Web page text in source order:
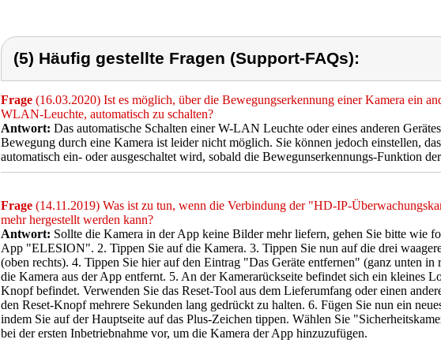
(5) Häufig gestellte Fragen (Support-FAQs):
Frage (16.03.2020) Ist es möglich, über die Bewegungserkennung einer Kamera ein
WLAN-Leuchte, automatisch zu schalten?
Antwort: Das automatische Schalten einer W-LAN Leuchte oder eines anderen
Bewegung durch eine Kamera ist leider nicht möglich. Sie können jedoch einstellen,
automatisch ein- oder ausgeschaltet wird, sobald die Bewegunserkennungs-Funktion
Frage (14.11.2019) Was ist zu tun, wenn die Verbindung der "HD-IP-
mehr hergestellt werden kann?
Antwort: Sollte die Kamera in der App keine Bilder mehr liefern, gehen Sie bitte wie
App "ELESION". 2. Tippen Sie auf die Kamera. 3. Tippen Sie nun auf die drei
(oben rechts). 4. Tippen Sie hier auf den Eintrag "Das Geräte entfernen" (ganz unten
die Kamera aus der App entfernt. 5. An der Kamerarückseite befindet sich ein kleines
Knopf befindet. Verwenden Sie das Reset-Tool aus dem Lieferumfang oder einen
den Reset-Knopf mehrere Sekunden lang gedrückt zu halten. 6. Fügen Sie nun ein
indem Sie auf der Hauptseite auf das Plus-Zeichen tippen. Wählen Sie
bei der ersten Inbetriebnahme vor, um die Kamera der App hinzuzufügen.